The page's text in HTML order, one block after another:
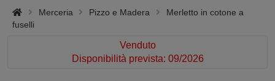
Merceria Pizzo e Madera
Merletto in cotone a
fuselli
Venduto
Disponibilità prevista: 09/2026